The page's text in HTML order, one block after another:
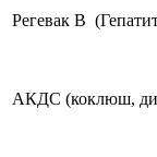
Регевак В
АКДС (коклюш,